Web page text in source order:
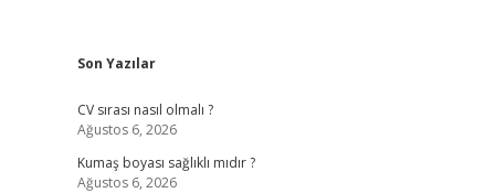
Sidebar
Son Yazılar
CV sırası nasıl olmalı ?
Ağustos 6, 2026
Kumaş boyası sağlıklı mıdır ?
Ağustos 6, 2026